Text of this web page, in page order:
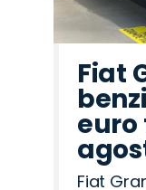
Fiat
euro
Fiat